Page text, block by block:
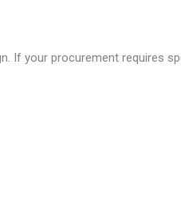
If your procurement requires